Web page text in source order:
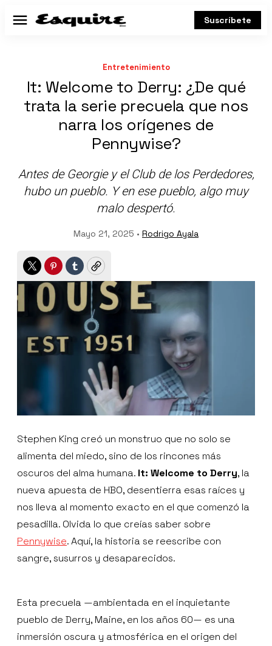
Menú Suscríbete
Entretenimiento
It: Welcome to Derry: ¿De qué
trata la serie precuela que nos
narra los orígenes de
Pennywise?
Antes de Georgie y el Club de los Perdedores,
hubo un pueblo. Y en ese pueblo, algo muy
malo despertó.
Mayo 21, 2025 • Rodrigo Ayala
TwitterPinterest
TumblrCopy
Stephen King creó un monstruo que no solo se
alimenta del miedo, sino de los rincones más
oscuros del alma humana. It: Welcome to Derry, la
nueva apuesta de HBO, desentierra esas raíces y
nos lleva al momento exacto en el que comenzó la
pesadilla. Olvida lo que creías saber sobre
Pennywise. Aquí, la historia se reescribe con
sangre, susurros y desaparecidos.
Esta precuela —ambientada en el inquietante
pueblo de Derry, Maine, en los años 60— es una
inmersión oscura y atmosférica en el origen del